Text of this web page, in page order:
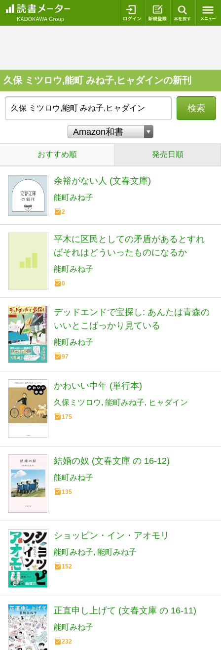
ログイン 新規登録
久保 ミツロウ,能町 みね子,ヒャダインの新刊
検索
おすすめ順 発売日順
余裕がない人 (文春文庫)
能町みね子
2
平木に区民としての矛盾があるとすれ
ばそれはどういったものになるか
能町みね子
0
デッドエンドで宝探し: あんたは青森の
いいとこばっかり見ている
能町みね子
97
かわいい中年 (単行本)
久保ミツロウ 能町みね子 ヒャダイン
175
結婚の奴 (文春文庫 の 16-12)
能町みね子
135
ショッピン・イン・アオモリ
能町みね子 能町みね子
152
正直申し上げて (文春文庫 の 16-11)
能町みね子
232